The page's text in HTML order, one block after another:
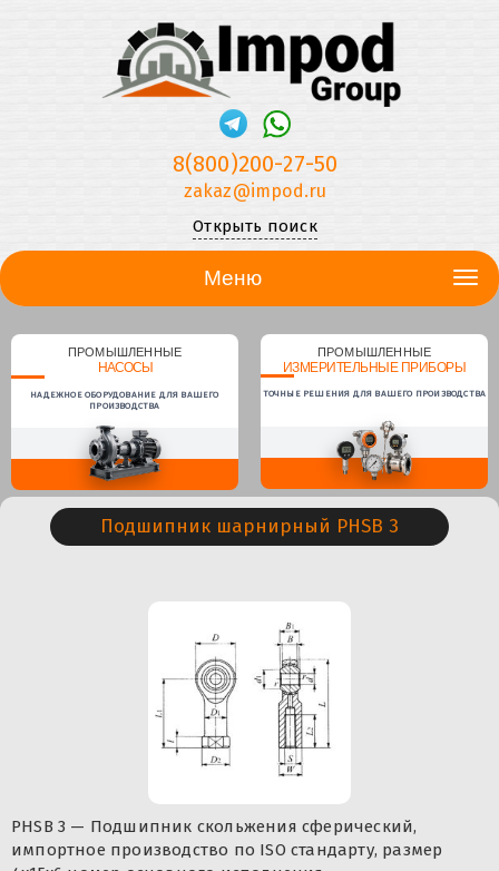
8(800)200-27-50
zakaz@impod.ru
Открыть поиск
Меню
ПРОМЫШЛЕННЫЕ
НАСОСЫ
НАДЕЖНОЕ ОБОРУДОВАНИЕ ДЛЯ ВАШЕГО
ПРОИЗВОДСТВА
ПРОМЫШЛЕННЫЕ
ИЗМЕРИТЕЛЬНЫЕ ПРИБОРЫ
ТОЧНЫЕ РЕШЕНИЯ ДЛЯ ВАШЕГО ПРОИЗВОДСТВА
Подшипник шарнирный PHSB 3
PHSB 3 — Подшипник скольжения сферический,
импортное производство по ISO стандарту, размер